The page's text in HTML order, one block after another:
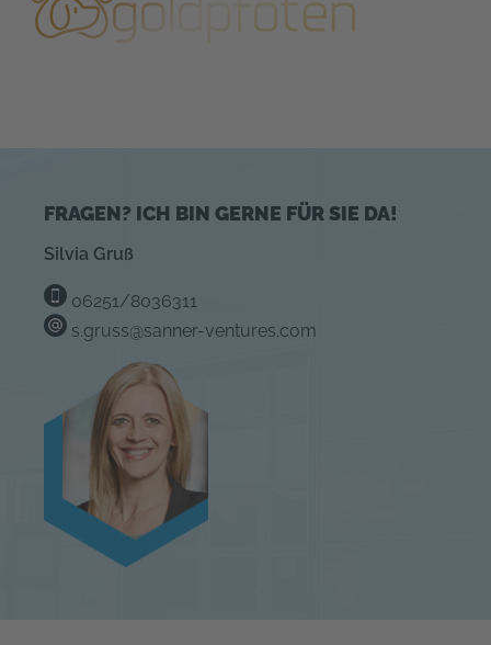
FRAGEN? ICH BIN GERNE FÜR SIE DA!
Silvia Gruß
06251/8036311
s.gruss@sanner-ventures.com